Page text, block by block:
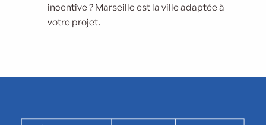
incentive ? Marseille est la ville adaptée à
votre projet.